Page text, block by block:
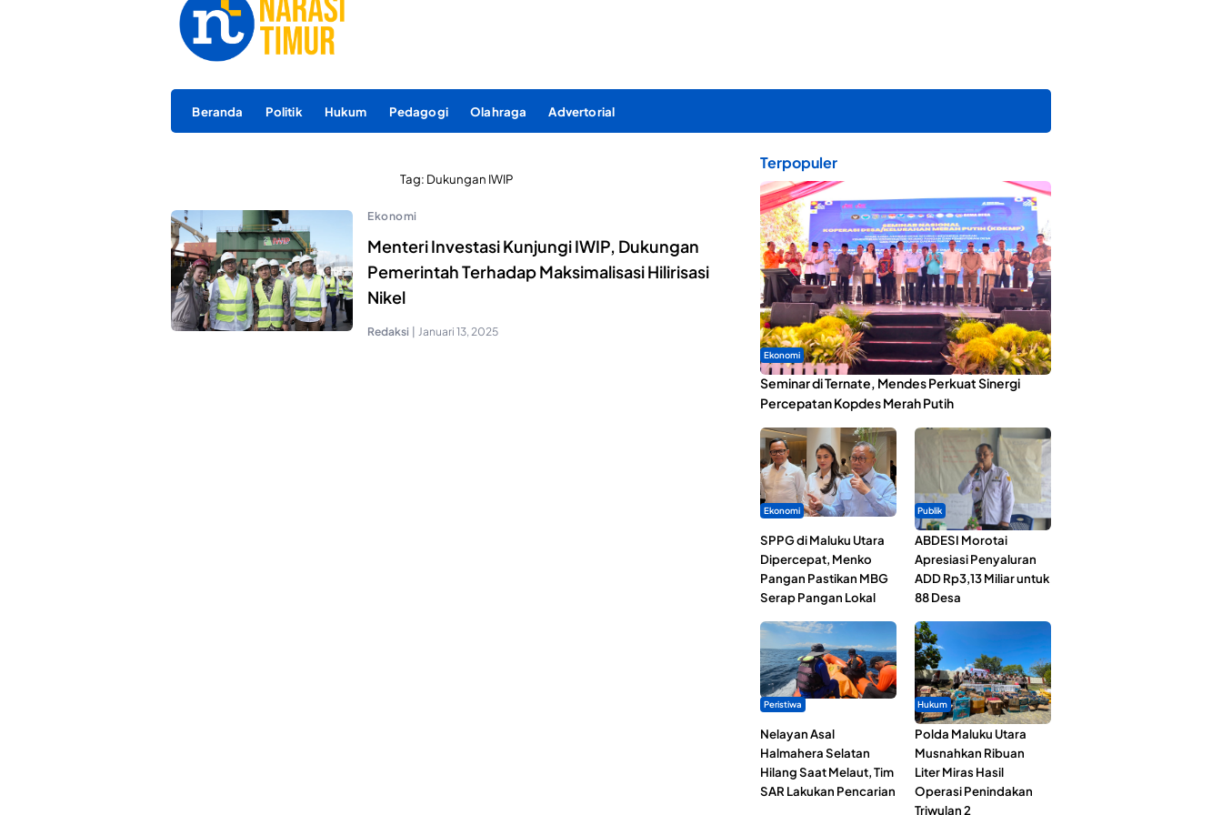
Beranda Politik Hukum Pedagogi Olahraga Advertorial
Tag: Dukungan IWIP
Ekonomi
Menteri Investasi Kunjungi IWIP, Dukungan
Pemerintah Terhadap Maksimalisasi Hilirisasi
Nikel
Redaksi | Januari 13, 2025
Terpopuler
Ekonomi
Seminar di Ternate, Mendes Perkuat Sinergi
Percepatan Kopdes Merah Putih
Ekonomi
SPPG di Maluku Utara
Dipercepat, Menko
Pangan Pastikan MBG
Serap Pangan Lokal
Publik
ABDESI Morotai
Apresiasi Penyaluran
ADD Rp3,13 Miliar untuk
88 Desa
Peristiwa
Nelayan Asal
Halmahera Selatan
Hilang Saat Melaut, Tim
SAR Lakukan Pencarian
Hukum
Polda Maluku Utara
Musnahkan Ribuan
Liter Miras Hasil
Operasi Penindakan
Triwulan 2